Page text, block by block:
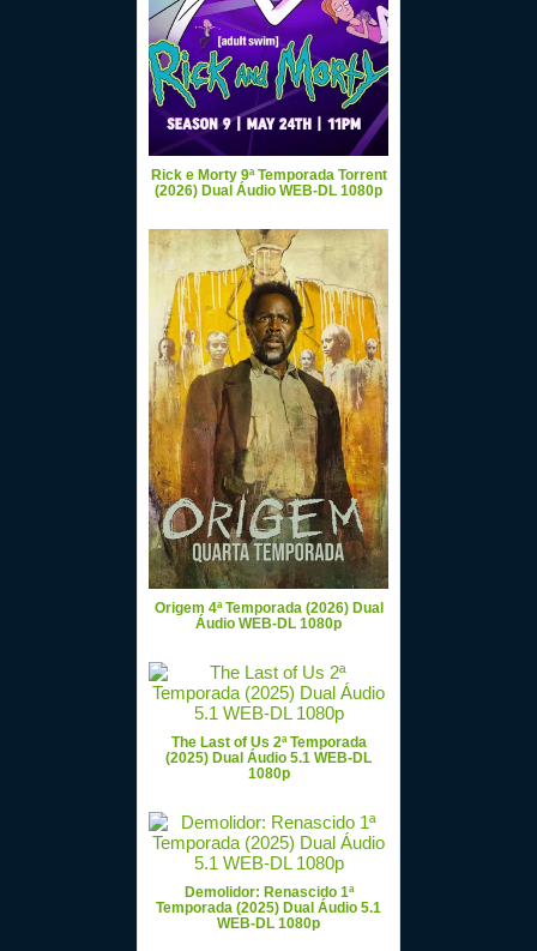
Rick e Morty 9ª Temporada Torrent
(2026) Dual Áudio WEB-DL 1080p
Origem 4ª Temporada (2026) Dual
Áudio WEB-DL 1080p
The Last of Us 2ª Temporada
(2025) Dual Áudio 5.1 WEB-DL
1080p
Demolidor: Renascido 1ª
Temporada (2025) Dual Áudio 5.1
WEB-DL 1080p